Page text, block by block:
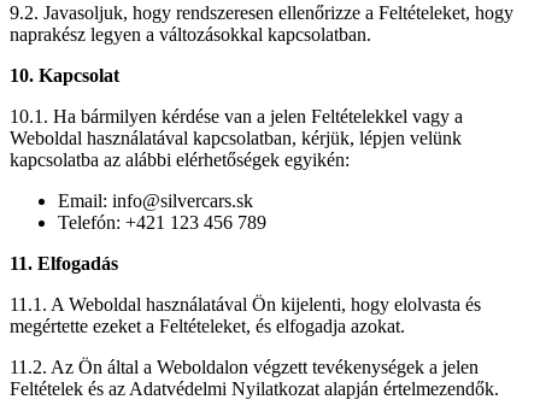
9.2. Javasoljuk, hogy rendszeresen ellenőrizze a Feltételeket, hogy
naprakész legyen a változásokkal kapcsolatban.
10. Kapcsolat
10.1. Ha bármilyen kérdése van a jelen Feltételekkel vagy a
Weboldal használatával kapcsolatban, kérjük, lépjen velünk
kapcsolatba az alábbi elérhetőségek egyikén:
Email: info@silvercars.sk
Telefón: +421 123 456 789
11. Elfogadás
11.1. A Weboldal használatával Ön kijelenti, hogy elolvasta és
megértette ezeket a Feltételeket, és elfogadja azokat.
11.2. Az Ön által a Weboldalon végzett tevékenységek a jelen
Feltételek és az Adatvédelmi Nyilatkozat alapján értelmezendők.